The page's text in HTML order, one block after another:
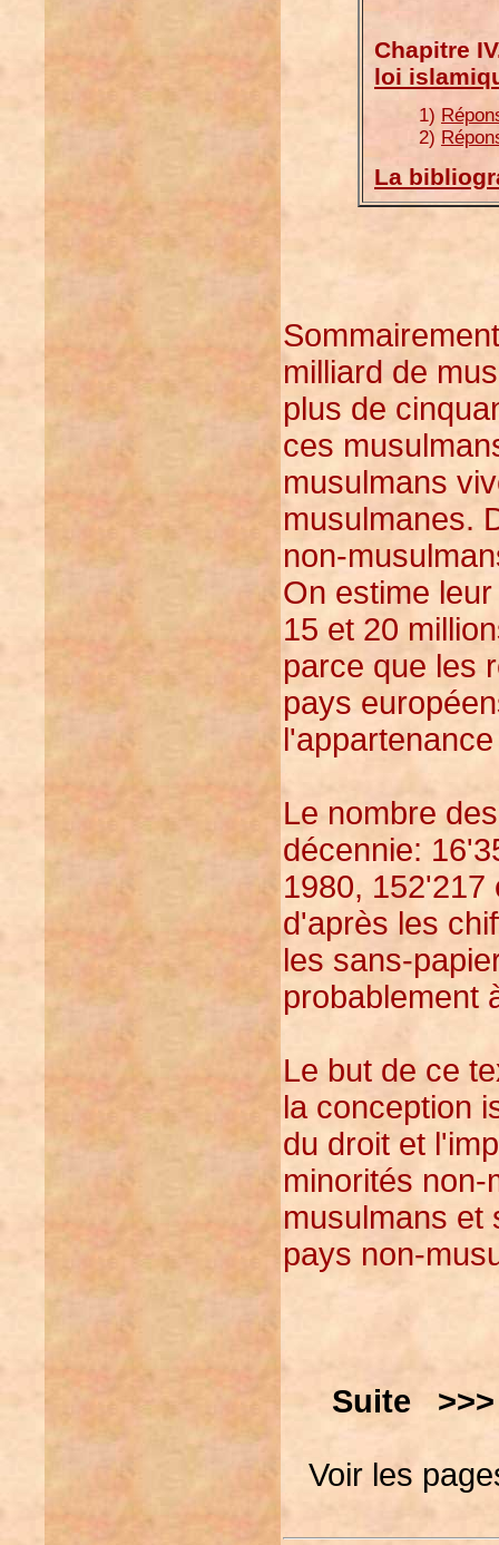
Chapitre
loi
1)
2)
La
milliard de
plus de
ces
musulmans
musulmanes.
non-
On estime
15 et 20
parce que les
pays
Le nombre
décennie:
1980, 152'217
d'après les
les sans-
probablement
Le but de ce
la conception
du droit et
minorités
musulmans et
pays non-
Suite
Voir les